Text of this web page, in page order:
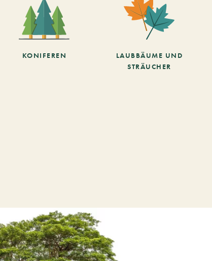
KONIFEREN
LAUBBÄUME UND
STRÄUCHER